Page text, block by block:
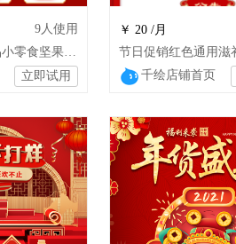
9人使用
红色节日庆典食品小零食坚果特产熟食烟酒
立即试用
￥ 20 /月
千绘店铺首页